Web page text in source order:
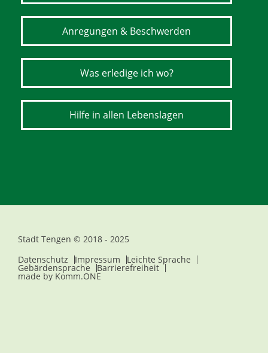
Anregungen & Beschwerden
Was erledige ich wo?
Hilfe in allen Lebenslagen
Stadt Tengen © 2018 - 2025
Datenschutz
Impressum Leichte Sprache
Gebärdensprache Barrierefreiheit
made by Komm.ONE